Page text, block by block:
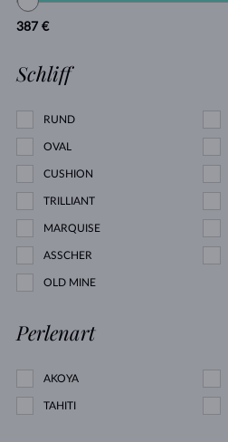
387 €
Schliff
RUND
OVAL
CUSHION
TRILLIANT
MARQUISE
ASSCHER
OLD MINE
Perlenart
AKOYA
TAHITI